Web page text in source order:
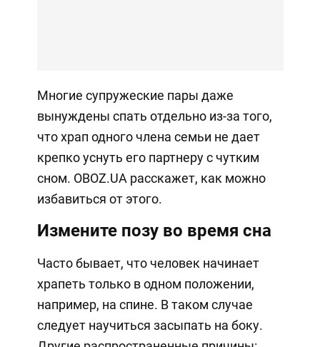
Многие супружеские пары даже
вынуждены спать отдельно из-за того,
что храп одного члена семьи не дает
крепко уснуть его партнеру с чутким
сном. OBOZ.UA расскажет, как можно
избавиться от этого.
Измените позу во время сна
Часто бывает, что человек начинает
храпеть только в одном положении,
например, на спине. В таком случае
следует научиться засыпать на боку.